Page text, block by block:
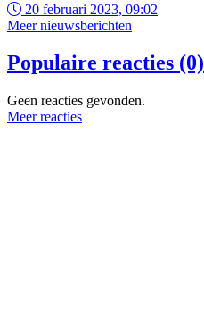
20 februari 2023, 09:02
Meer nieuwsberichten
Populaire reacties (0)
Geen reacties gevonden.
Meer reacties